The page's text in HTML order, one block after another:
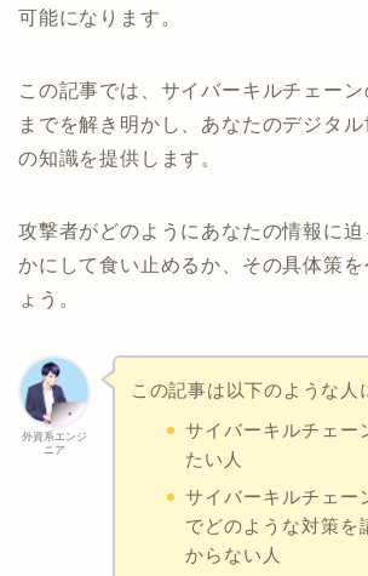
可能になります。
この記事では、サイバーキルチェーン
までを解き明かし、あなたのデジタ
の知識を提供します。
攻撃者がどのようにあなたの情報に
かにして食い止めるか、その具体策を
ょう。
外資系エンジ
ニア
この記事は以下のような人
サイバーキルチェー
たい人
サイバーキルチェー
でどのような対策を
からない人